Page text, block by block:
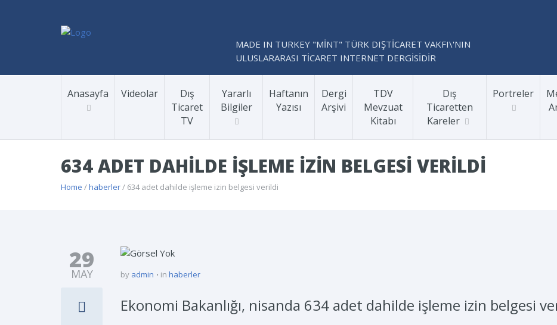
MADE IN TURKEY "MİNT" TÜRK DIŞTİCARET VAKFI\'NIN
ULUSLARARASI TİCARET INTERNET DERGİSİDİR
Anasayfa Videolar
Dış
Ticaret
TV
Yararlı
Bilgiler
Haftanın
Yazısı
Dergi
Arşivi
TDV
Mevzuat
Kitabı
Dış
Ticaretten
Kareler
Portreler
634 ADET DAHILDE IŞLEME IZIN BELGESI VERILDI
Home /haberler/ 634 adet dahilde işleme izin belgesi verildi
29
MAY by admin in haberler
Ekonomi Bakanlığı, nisanda 634 adet dahilde işleme izin belgesi